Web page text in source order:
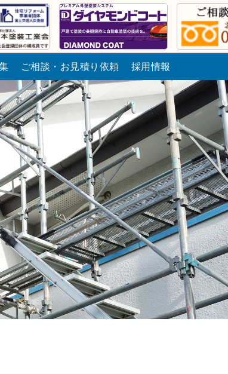
ご相談・お見積り依頼 採用情報